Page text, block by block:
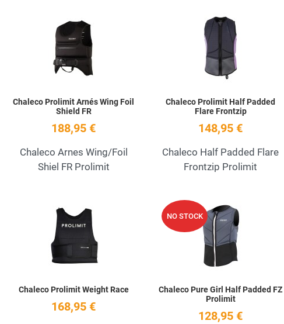
Add to Wishlist
Chaleco Prolimit Arnés Wing Foil
Shield FR
188,95 €
Chaleco Arnes Wing/Foil
Shiel FR Prolimit
Chaleco Prolimit Half Padded
Flare Frontzip
148,95 €
Chaleco Half Padded Flare
Frontzip Prolimit
Add to Wishlist
Quick View
Chaleco Prolimit Weight Race
168,95 €
NO STOCK
Chaleco Pure Girl Half Padded FZ
Prolimit
128,95 €